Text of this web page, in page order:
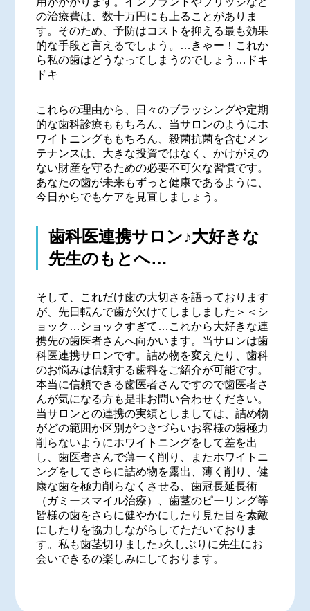
の治療費は、数十万円にも上ることがありま
す。そのため、予防はコストを抑える最も効果
的な手段と言えるでしょう。…きゃー！これか
ら私の歯はどうなってしまうのでしょう…ドキ
ドキ
これらの理由から、日々のブラッシングや定期
的な歯科診療ももちろん、当サロンのようにホ
ワイトニングももちろん、殺菌抗菌を含むメン
テナンスは、大きな投資ではなく、かけがえの
ない財産を守るための必要不可欠な習慣です。
あなたの歯が未来もずっと健康であるように、
今日からでもケアを見直しましょう。
歯科医連携サロン♪大好きな
先生のもとへ…
そして、これだけ歯の大切さを語っております
が、先日転んで歯が欠けてしましました＞＜シ
ョック…ショックすぎて…これから大好きな連
携先の歯医者さんへ向かいます。当サロンは歯
科医連携サロンです。詰め物を変えたり、歯科
のお悩みは信頼する歯科をご紹介が可能です。
本当に信頼できる歯医者さんですので歯医者さ
んが気になる方も是非お問い合わせください。
当サロンとの連携の実績としましては、詰め物
がどの範囲か区別がつきづらいお客様の歯極力
削らないようにホワイトニングをして差を出
し、歯医者さんで薄ーく削り、またホワイトニ
ングをしてさらに詰め物を露出、薄く削り、健
康な歯を極力削らなくさせる、歯冠長延長術
（ガミースマイル治療）、歯茎のピーリング等
皆様の歯をさらに健やかにしたり見た目を素敵
にしたりを協力しながらしてただいておりま
す。私も歯茎切りました♪久しぶりに先生にお
会いできるの楽しみにしております。